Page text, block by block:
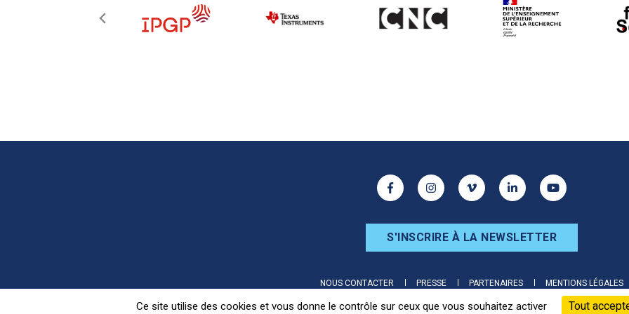
Retrouvez Pariscience sur les réseaux sociaux
FacebookInstagramVimeo LinkedinYoutube
S'INSCRIRE À LA NEWSLETTER
NOUS CONTACTER PRESSE PARTENAIRES MENTIONS LÉGALES
Ce site utilise des cookies et vous donne le contrôle sur ceux que vous souhaitez activer Tout